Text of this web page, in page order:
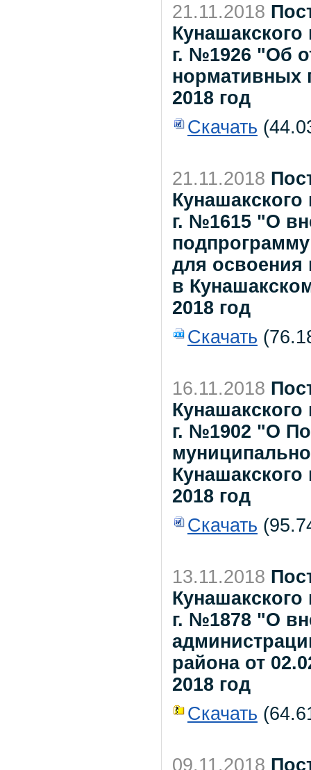
21.11.2018
Кунашакского
г. №1926 "Об
нормативных
2018 год
Скачать
21.11.2018
Кунашакского
г. №1615 "О
для освоения
в
2018 год
Скачать
16.11.2018
Кунашакского
г. №1902 "О
2018 год
Скачать
13.11.2018
Кунашакского
г. №1878 "О
района от
2018 год
Скачать
09.11.2018